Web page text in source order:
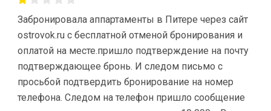
Забронировала аппартаменты в Питере через сайт
ostrovok.ru с бесплатной отменой бронирования и
оплатой на месте.пришло подтверждение на почту
подтверждающее бронь. И следом письмо с
просьбой подтвердить бронирование на номер
телефона. Следом на телефон пришло сообщение